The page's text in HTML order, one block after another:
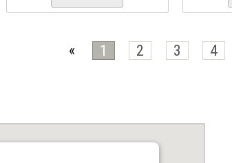
« 1 2 3 4